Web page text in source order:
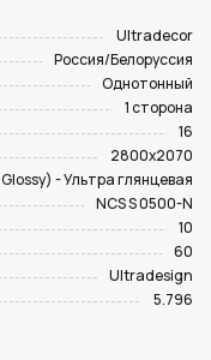
Ultradecor
Россия/Белоруссия
Однотонный
1 сторона
16
2800х2070
- Ультра глянцевая
NCS S 0500-N
10
60
Ultradesign
5.796